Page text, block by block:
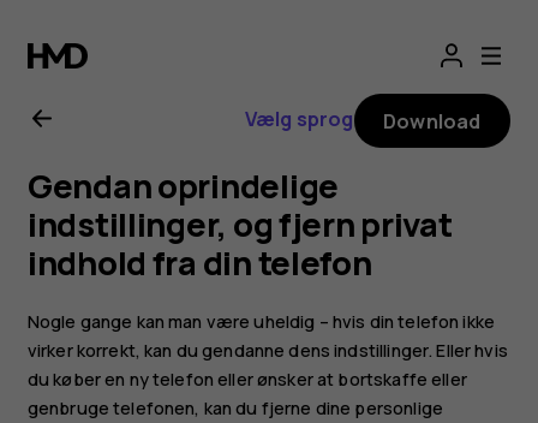
Brugervejledning
til
Nokia
G21
Vælg sprog Download
Gendan oprindelige
indstillinger, og fjern privat
indhold fra din telefon
Nogle gange kan man være uheldig – hvis din telefon ikke
virker korrekt, kan du gendanne dens indstillinger. Eller hvis
du køber en ny telefon eller ønsker at bortskaffe eller
genbruge telefonen, kan du fjerne dine personlige